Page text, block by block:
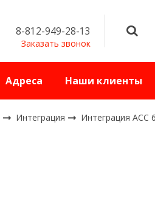
8-812-949-28-13
Заказать звонок
Адреса Наши клиенты
Интеграция Интеграция ACC